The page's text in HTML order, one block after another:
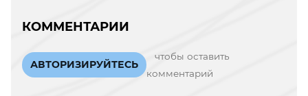
КОММЕНТАРИИ
АВТОРИЗИРУЙТЕСЬ
чтобы оставить
комментарий